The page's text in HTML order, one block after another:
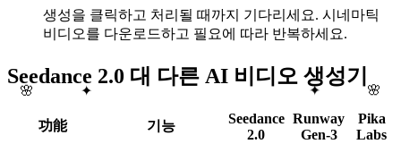
🌸 ✦ 🌸
✦
생성을 클릭하고 처리될 때까지 기다리세요. 시네마틱
비디오를 다운로드하고 필요에 따라 반복하세요.
Seedance 2.0 대 다른 AI 비디오 생성기
功能 기능
Seedance
2.0
Runway
Gen-3
Pika
Labs